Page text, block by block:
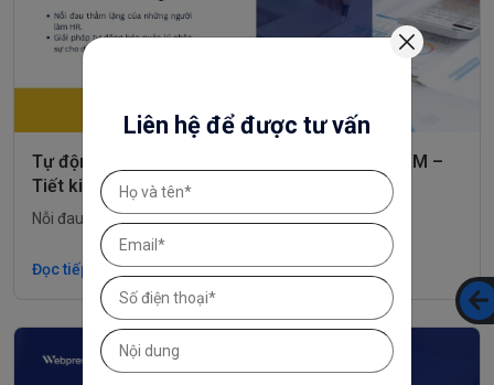
Tự động hóa quản lý nhân sự với Webpress HRM –
Tiết kiệm 70% thời gian cho phòng HR
Nỗi đau thầm lặng của những người làm HR
Đọc tiếp